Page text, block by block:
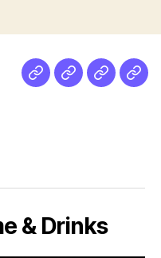
NetzMedien
& Drinks